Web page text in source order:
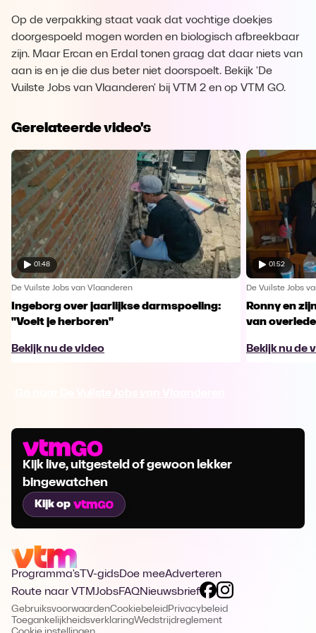
Op de verpakking staat vaak dat vochtige doekjes
doorgespoeld mogen worden en biologisch afbreekbaar
zijn. Maar Ercan en Erdal tonen graag dat daar niets van
aan is en je die dus beter niet doorspoelt. Bekijk 'De
Vuilste Jobs van Vlaanderen' bij VTM 2 en op VTM GO.
Gerelateerde video's
01:48
De Vuilste Jobs van Vlaanderen
Ingeborg over jaarlijkse darmspoeling:
"Voelt je herboren"
Bekijk nu de video
01:52
De Vuilste Jobs
Ronny en
van
Bekijk nu de
Kijk live, uitgesteld of gewoon lekker
bingewatchen
Kijk op
Programma's TV-gidsDoe meeAdverteren
Route naar VTMJobsFAQNieuwsbrief
GebruiksvoorwaardenCookiebeleid Privacybeleid
ToegankelijkheidsverklaringWedstrijdreglement